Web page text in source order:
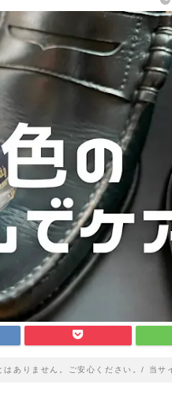
ありません。ご安心ください。/ 当サ